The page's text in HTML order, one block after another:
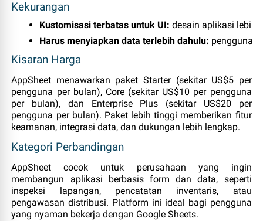
Kekurangan
Kustomisasi terbatas untuk UI: desain aplikasi lebih
Harus menyiapkan data terlebih dahulu: pengguna
Kisaran Harga
AppSheet menawarkan paket Starter (sekitar US$5 per
pengguna per bulan), Core (sekitar US$10 per pengguna
per bulan), dan Enterprise Plus (sekitar US$20 per
pengguna per bulan). Paket lebih tinggi memberikan fitur
keamanan, integrasi data, dan dukungan lebih lengkap.
Kategori Perbandingan
AppSheet cocok untuk perusahaan yang ingin
membangun aplikasi berbasis form dan data, seperti
inspeksi lapangan, pencatatan inventaris, atau
pengawasan distribusi. Platform ini ideal bagi pengguna
yang nyaman bekerja dengan Google Sheets.